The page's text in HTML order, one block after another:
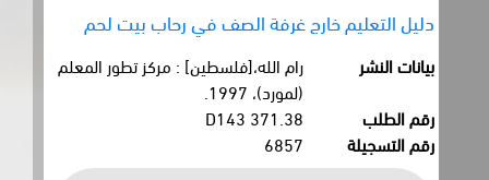
دليل التعليم خارج غرفة الصف في رحاب بيت لحم
بيانات النشر
رام الله،[فلسطين] : مركز تطور المعلم
(لمورد)، 1997.
رقم الطلب
371.38 D143
رقم التسجيلة
6857